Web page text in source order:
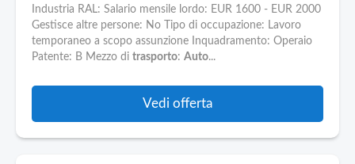
Pubblica
Offerte
Aziende
Industria RAL: Salario mensile lordo: EUR 1600 - EUR 2000
Gestisce altre persone: No Tipo di occupazione: Lavoro
temporaneo a scopo assunzione Inquadramento: Operaio
Patente: B Mezzo di trasporto: Auto...
Vedi offerta